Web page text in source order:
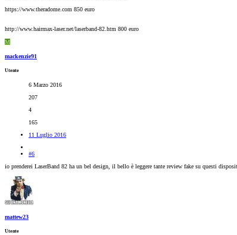
https://www.theradome.com 850 euro
http://www.hairmax-laser.net/laserband-82.htm 800 euro
M
mackenzie91
Utente
6 Marzo 2016
207
4
165
11 Luglio 2016
#6
io prenderei LaserBand 82 ha un bel design, il bello è leggere tante review fake su questi
mattew23
Utente